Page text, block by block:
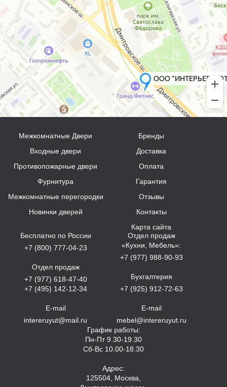
Межкомнатные Двери
Входные двери
Противопожарные двери
Фурнитура
Межкомнатные перегородки
Новинки дверей
Бренды
Доставка
Оплата
Гарантия
Отзывы
Контакты
Карта сайта
Бесплатно по России
+7 (800) 777-04-23
Отдел продаж
+7 (977) 618-47-40
+7 (495) 142-12-34
E-mail
intereruyut@mail.ru
Отдел продаж
«Кухни, Мебель»:
+7 (977) 988-90-93
Бухгалтерия
+7 (925) 912-72-63
E-mail
mebel@intereruyut.ru
График работы:
Пн-Пт 9.30-19.30
Сб-Вс 10.00-18.30
Адрес:
125504, Москва,